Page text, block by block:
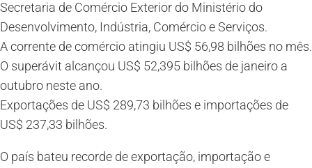
Secretaria de Comércio Exterior do Ministério do
Desenvolvimento, Indústria, Comércio e Serviços.
A corrente de comércio atingiu US$ 56,98 bilhões no mês.
O superávit alcançou US$ 52,395 bilhões de janeiro a
outubro neste ano.
Exportações de US$ 289,73 bilhões e importações de
US$ 237,33 bilhões.
O país bateu recorde de exportação, importação e